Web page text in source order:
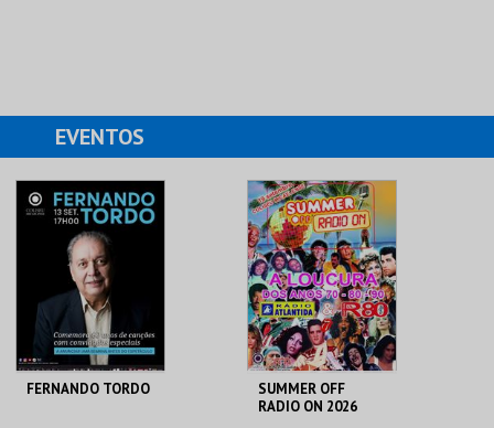
EVENTOS
FERNANDO TORDO
SUMMER OFF
RADIO ON 2026